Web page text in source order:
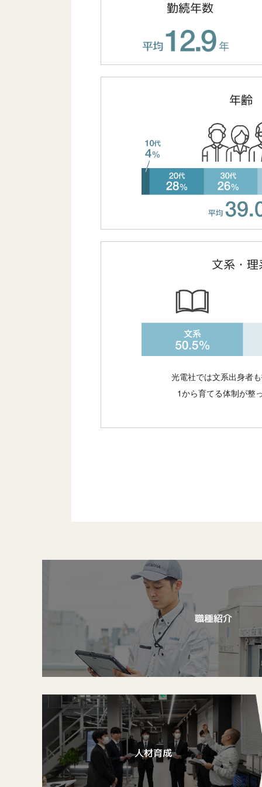
勤続年数
年齢
文系・理
光電社では文系出身者
1から育てる体制が整
職種紹介
人材育成